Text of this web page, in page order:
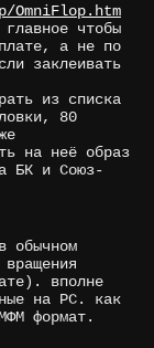
чтобы
плате, а не по
заклеивать
из списка
80
на неё образ
БК и Союз-
обычном
вполне
на PC. как
формат.